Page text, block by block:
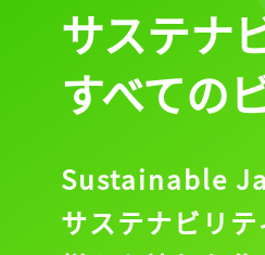
サステナ
すべての
Sustainable
サステナビリ